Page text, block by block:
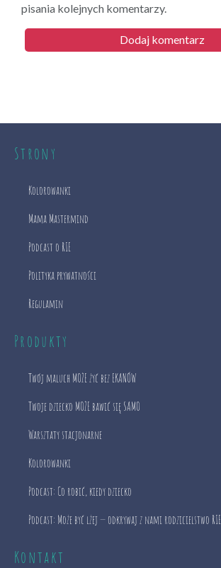
pisania kolejnych komentarzy.
Strony
Kolorowanki
Mama Mastermind
Podcast o RIE
Polityka prywatności
Regulamin
Produkty
Twój maluch MOŻE żyć bez EKANÓW
Twoje dziecko MOŻE bawić się SAMO
Warsztaty stacjonarne
Kolorowanki
Podcast: Co robić, kiedy dziecko
Podcast: Może być lżej — odkrywaj z nami rodzicielstwo RIE.
Kontakt